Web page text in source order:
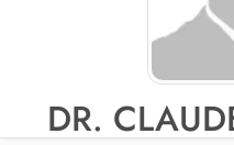
DR.